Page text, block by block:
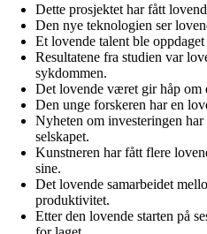
Dette prosjektet har fått
Den nye teknologien ser
Et lovende talent ble
Resultatene fra studien var
sykdommen.
Det lovende været gir håp om
Den unge forskeren har en
Nyheten om investeringen
selskapet.
Kunstneren har fått flere
sine.
Det lovende samarbeidet
produktivitet.
Etter den lovende starten på